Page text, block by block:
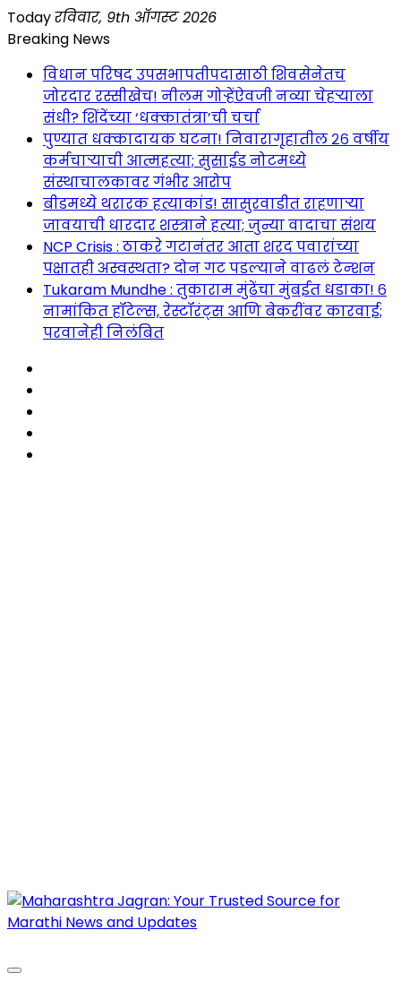
Skip
to
Todayरविवार, 9th ऑगस्ट 2026
Breaking News
विधान परिषद उपसभापतीपदासाठी शिवसेनेतच
जोरदार रस्सीखेच! नीलम गोऱ्हेंऐवजी नव्या चेहऱ्याला
संधी? शिंदेंच्या ‘धक्कातंत्रा’ची चर्चा
पुण्यात धक्कादायक घटना! निवारागृहातील २६ वर्षीय
कर्मचाऱ्याची आत्महत्या; सुसाईड नोटमध्ये
संस्थाचालकावर गंभीर आरोप
बीडमध्ये थरारक हत्याकांड! सासुरवाडीत राहणाऱ्या
जावयाची धारदार शस्त्राने हत्या; जुन्या वादाचा संशय
NCP Crisis : ठाकरे गटानंतर आता शरद पवारांच्या
पक्षातही अस्वस्थता? दोन गट पडल्याने वाढलं टेन्शन
Tukaram Mundhe : तुकाराम मुंढेंचा मुंबईत धडाका! ६
नामांकित हॉटेल्स, रेस्टॉरंट्स आणि बेकरींवर कारवाई;
परवानेही निलंबित
Maharashtra Jagran : Your Trusted Companion